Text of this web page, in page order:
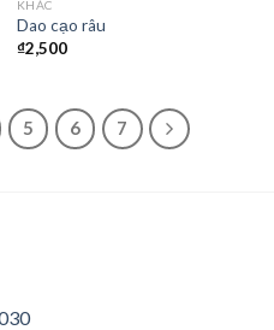
KHÁC
Dao cạo râu
₫2,500
5 6 7